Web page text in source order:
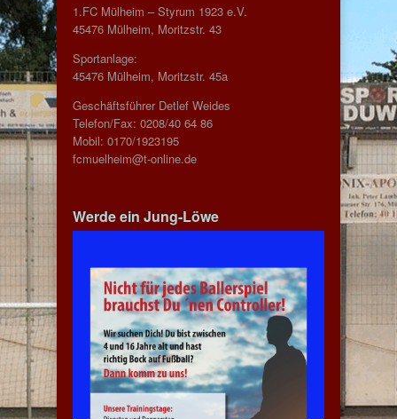
1.FC Mülheim – Styrum 1923 e.V.
45476 Mülheim, Moritzstr. 43
Sportanlage:
45476 Mülheim, Moritzstr. 45a
Geschäftsführer Detlef Weides
Telefon/Fax: 0208/40 64 86
Mobil: 0170/1923195
fcmuelheim@t-online.de
Werde ein Jung-Löwe